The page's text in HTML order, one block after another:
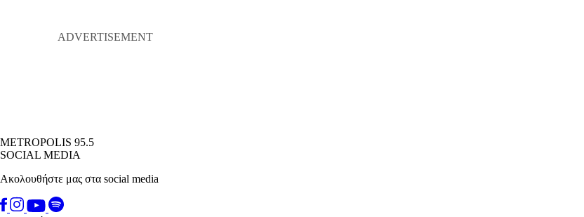
METROPOLIS 95.5
SOCIAL MEDIA
Ακολουθήστε μας στα social media